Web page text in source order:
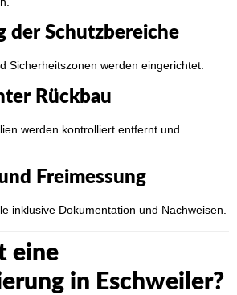
der Schutzbereiche
Sicherheitszonen werden eingerichtet.
Rückbau
werden kontrolliert entfernt und
Freimessung
inklusive Dokumentation und Nachweisen.
eine
in Eschweiler?